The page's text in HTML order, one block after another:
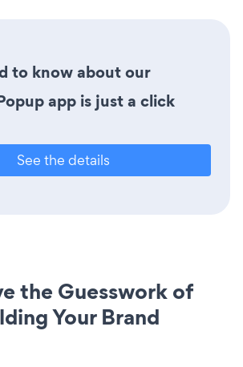
to know about our
app is just a click
See the details
the Guesswork of
Your Brand